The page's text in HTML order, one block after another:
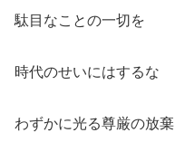
駄目なことの一切を
時代のせいにはするな
わずかに光る尊厳の放棄